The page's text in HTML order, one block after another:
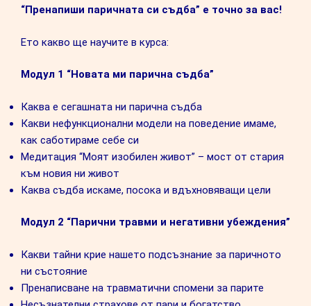
“Пренапиши паричната си съдба” е точно за вас!
Ето какво ще научите в курса:
Модул 1 “Новата ми парична съдба”
Каква е сегашната ни парична съдба
Какви нефункционални модели на поведение имаме,
как саботираме себе си
Медитация “Моят изобилен живот” – мост от стария
към новия ни живот
Каква съдба искаме, посока и вдъхновяващи цели
Модул 2 “Парични травми и негативни убеждения”
Какви тайни крие нашето подсъзнание за паричното
ни състояние
Пренаписване на травматични спомени за парите